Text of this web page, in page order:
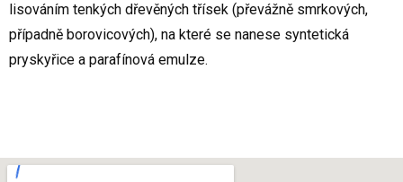
lisováním tenkých dřevěných třísek (převážně smrkových,
případně borovicových), na které se nanese syntetická
pryskyřice a parafínová emulze.